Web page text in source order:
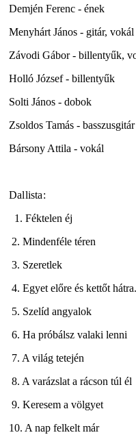
Demjén Ferenc - ének
Menyhárt János - gitár, vokál
Závodi Gábor - billentyűk,
Holló József - billentyűk
Solti János - dobok
Zsoldos Tamás - basszusgitár
Bársony Attila - vokál
Dallista:
1. Féktelen éj
2. Mindenféle téren
3. Szeretlek
4. Egyet előre és kettőt
5. Szelíd angyalok
6. Ha próbálsz valaki lenni
7. A világ tetején
8. A varázslat a rácson túl él
9. Keresem a völgyet
10. A nap felkelt már